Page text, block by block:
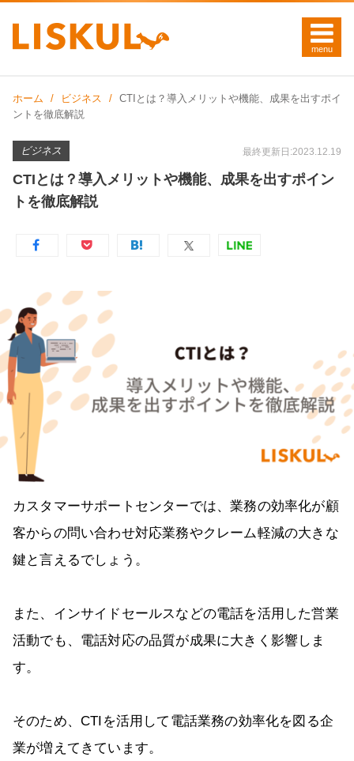
ホーム ビジネス
CTIとは？導入メリットや機能、成果を出すポイ
ントを徹底解説
ビジネス 最終更新日:2023.12.19
CTIとは？導入メリットや機能、成果を出すポイン
トを徹底解説
カスタマーサポートセンターでは、業務の効率化が顧
客からの問い合わせ対応業務やクレーム軽減の大きな
鍵と言えるでしょう。
また、インサイドセールスなどの電話を活用した営業
活動でも、電話対応の品質が成果に大きく影響しま
す。
そのため、CTIを活用して電話業務の効率化を図る企
業が増えてきています。